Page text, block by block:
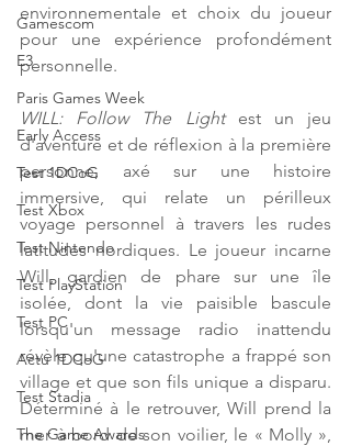
Gamescom
E3
Paris Games Week
Early Access
Test 1DCoG
Test Xbox
Test Nintendo
Test PlayStation
Test PC
Actu 1DCoG
Test Stadia
The Game Awards
environnementale et choix du joueur
pour une expérience profondément
personnelle.
WILL: Follow The Light est un jeu
d'aventure et de réflexion à la première
personne, axé sur une histoire
immersive, qui relate un périlleux
voyage personnel à travers les rudes
latitudes nordiques. Le joueur incarne
Will, gardien de phare sur une île
isolée, dont la vie paisible bascule
lorsqu'un message radio inattendu
révèle qu'une catastrophe a frappé son
village et que son fils unique a disparu.
Déterminé à le retrouver, Will prend la
mer à bord de son voilier, le « Molly »,